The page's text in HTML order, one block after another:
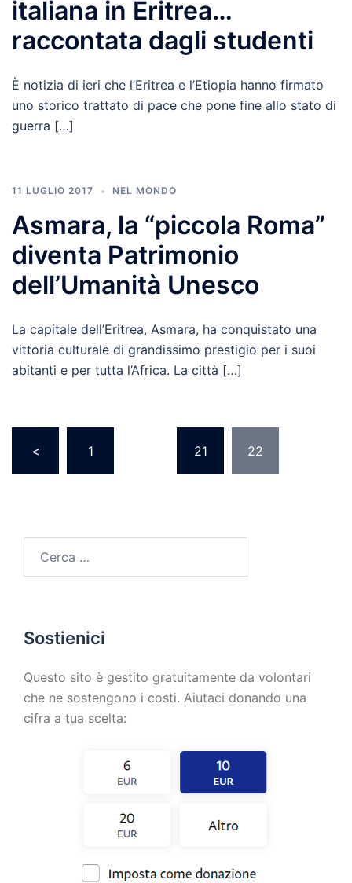
italiana in Eritrea…
raccontata dagli studenti
È notizia di ieri che l’Eritrea e l’Etiopia hanno firmato
uno storico trattato di pace che pone fine allo stato di
guerra […]
11 LUGLIO 2017 NEL MONDO
Asmara, la “piccola Roma”
diventa Patrimonio
dell’Umanità Unesco
La capitale dell’Eritrea, Asmara, ha conquistato una
vittoria culturale di grandissimo prestigio per i suoi
abitanti e per tutta l’Africa. La città […]
< 1 21 22
Sostienici
Questo sito è gestito gratuitamente da volontari
che ne sostengono i costi. Aiutaci donando una
cifra a tua scelta: